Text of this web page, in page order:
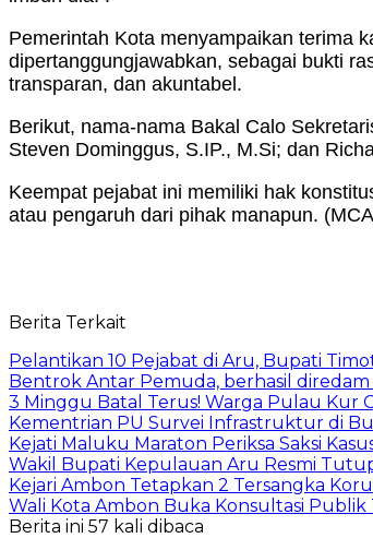
Pemerintah Kota menyampaikan terima
dipertanggungjawabkan, sebagai bukti
transparan, dan akuntabel.
Berikut, nama-nama Bakal Calo
Steven Dominggus, S.IP., M.Si; dan
Keempat pejabat ini memiliki hak
atau pengaruh dari pihak manapun.
Berita Terkait
Pelantikan 10 Pejabat di Aru, Bupati
Bentrok Antar Pemuda, berhasil
3 Minggu Batal Terus! Warga Pulau Kur
Kementrian PU Survei Infrastruktur di
Kejati Maluku Maraton Periksa Saksi
Wakil Bupati Kepulauan Aru Resmi
Kejari Ambon Tetapkan 2 Tersangka
Wali Kota Ambon Buka Konsultasi
Berita ini 57 kali dibaca